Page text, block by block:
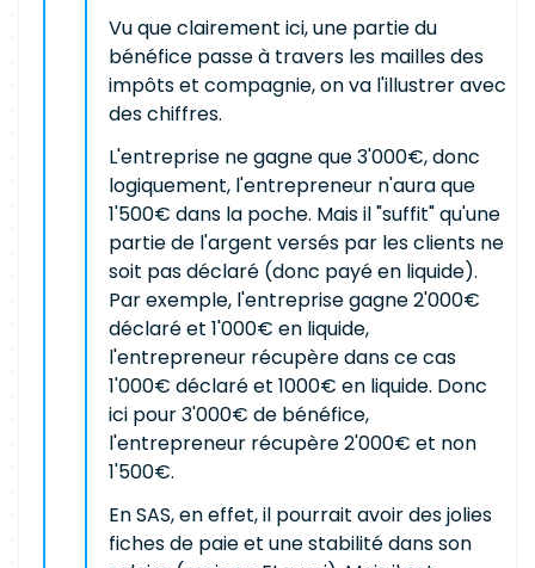
Vu que clairement ici, une partie du
bénéfice passe à travers les mailles des
impôts et compagnie, on va l'illustrer avec
des chiffres.
L'entreprise ne gagne que 3'000€, donc
logiquement, l'entrepreneur n'aura que
1'500€ dans la poche. Mais il "suffit" qu'une
partie de l'argent versés par les clients ne
soit pas déclaré (donc payé en liquide).
Par exemple, l'entreprise gagne 2'000€
déclaré et 1'000€ en liquide,
l'entrepreneur récupère dans ce cas
1'000€ déclaré et 1000€ en liquide. Donc
ici pour 3'000€ de bénéfice,
l'entrepreneur récupère 2'000€ et non
1'500€.
En SAS, en effet, il pourrait avoir des jolies
fiches de paie et une stabilité dans son